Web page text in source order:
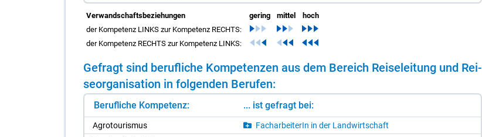
Verwandschaftsbeziehungen gering mittel
hoch
der Kompetenz LINKS zur Kompetenz RECHTS:
der Kompetenz RECHTS zur Kompetenz LINKS:
Ge­fragt sind be­ruf­li­che Kom­pe­ten­zen aus dem Be­reich Rei­se­lei­tung und Rei­
se­or­ga­ni­sa­ti­on in fol­gen­den Be­ru­fen:
Berufliche Kompetenz: ... ist gefragt bei:
Agro­tou­ris­mus
Fach­ar­bei­te­rIn in der Land­wirt­schaft